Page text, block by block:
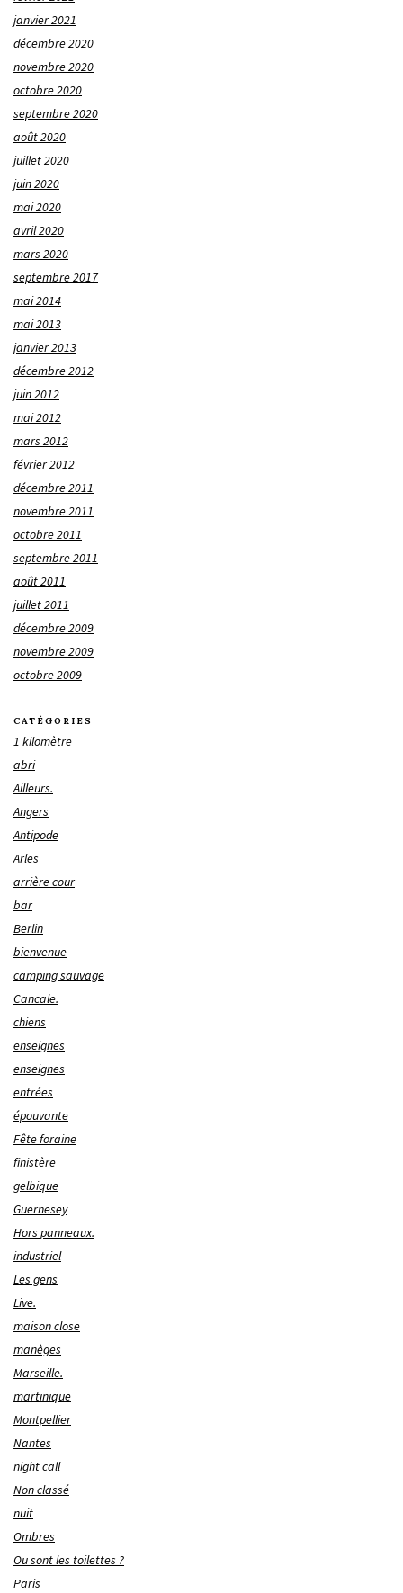
janvier 2021
décembre 2020
novembre 2020
octobre 2020
septembre 2020
août 2020
juillet 2020
juin 2020
mai 2020
avril 2020
mars 2020
septembre 2017
mai 2014
mai 2013
janvier 2013
décembre 2012
juin 2012
mai 2012
mars 2012
février 2012
décembre 2011
novembre 2011
octobre 2011
septembre 2011
août 2011
juillet 2011
décembre 2009
novembre 2009
octobre 2009
CATÉGORIES
1 kilomètre
abri
Ailleurs.
Angers
Antipode
Arles
arrière cour
bar
Berlin
bienvenue
camping sauvage
Cancale.
chiens
enseignes
enseignes
entrées
épouvante
Fête foraine
finistère
gelbique
Guernesey
Hors panneaux.
industriel
Les gens
Live.
maison close
manèges
Marseille.
martinique
Montpellier
Nantes
night call
Non classé
nuit
Ombres
Ou sont les toilettes ?
Paris